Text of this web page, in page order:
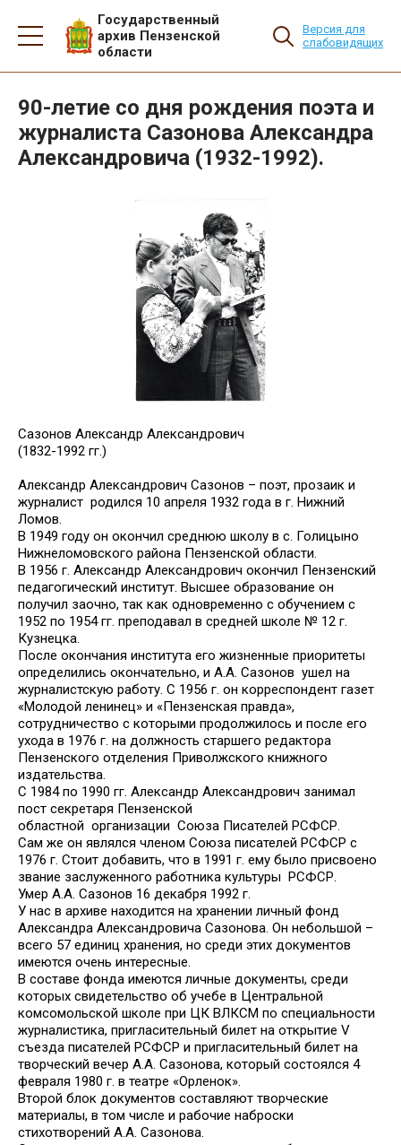
Государственный
архив Пензенской
области
Версия для
слабовидящих
90-летие со дня рождения поэта и
журналиста Сазонова Александра
Александровича (1932-1992).
Сазонов Александр Александрович
(1832-1992 гг.)
Александр Александрович Сазонов – поэт, прозаик и
журналист родился 10 апреля 1932 года в г. Нижний
Ломов.
В 1949 году он окончил среднюю школу в с. Голицыно
Нижнеломовского района Пензенской области.
В 1956 г. Александр Александрович окончил Пензенский
педагогический институт. Высшее образование он
получил заочно, так как одновременно с обучением с
1952 по 1954 гг. преподавал в средней школе № 12 г.
Кузнецка.
После окончания института его жизненные приоритеты
определились окончательно, и А.А. Сазонов ушел на
журналистскую работу. С 1956 г. он корреспондент газет
«Молодой ленинец» и «Пензенская правда»,
сотрудничество с которыми продолжилось и после его
ухода в 1976 г. на должность старшего редактора
Пензенского отделения Приволжского книжного
издательства.
С 1984 по 1990 гг. Александр Александрович занимал
пост секретаря Пензенской
областной организации Союза Писателей РСФСР.
Сам же он являлся членом Союза писателей РСФСР с
1976 г. Стоит добавить, что в 1991 г. ему было присвоено
звание заслуженного работника культуры РСФСР.
Умер А.А. Сазонов 16 декабря 1992 г.
У нас в архиве находится на хранении личный фонд
Александра Александровича Сазонова. Он небольшой –
всего 57 единиц хранения, но среди этих документов
имеются очень интересные.
В составе фонда имеются личные документы, среди
которых свидетельство об учебе в Центральной
комсомольской школе при ЦК ВЛКСМ по специальности
журналистика, пригласительный билет на открытие V
cъезда писателей РСФСР и пригласительный билет на
творческий вечер А.А. Сазонова, который состоялся 4
февраля 1980 г. в театре «Орленок».
Второй блок документов составляют творческие
материалы, в том числе и рабочие наброски
стихотворений А.А. Сазонова.